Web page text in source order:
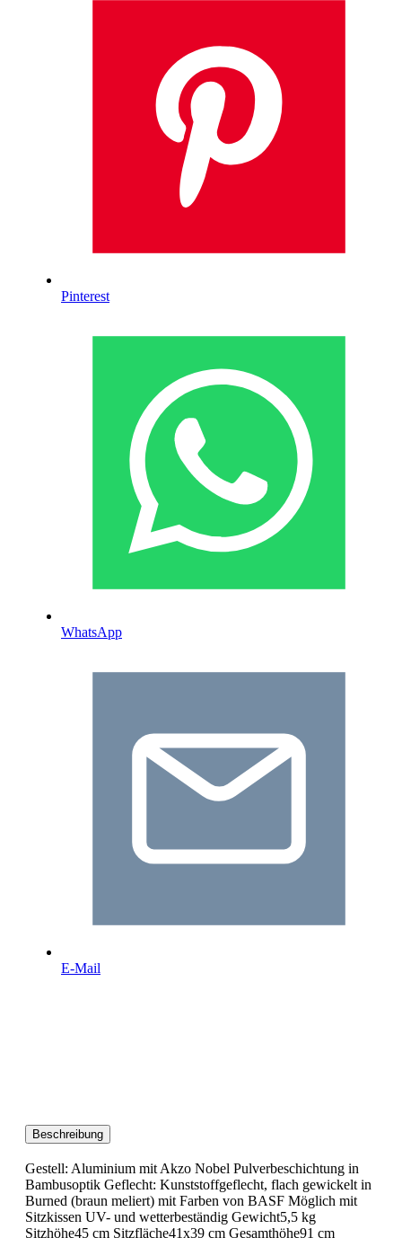
Pinterest
WhatsApp
E-Mail
Beschreibung
Gestell: Aluminium mit Akzo Nobel Pulverbeschichtung in
Bambusoptik Geflecht: Kunststoffgeflecht, flach gewickelt in
Burned (braun meliert) mit Farben von BASF Möglich mit
Sitzkissen UV- und wetterbeständig Gewicht5,5 kg
Sitzhöhe45 cm Sitzfläche41x39 cm Gesamthöhe91 cm